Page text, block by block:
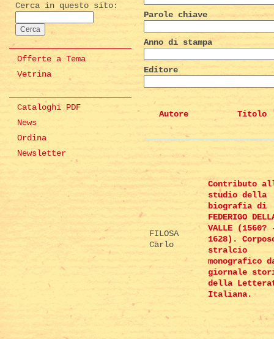
Cerca in questo sito:
Offerte a Tema
Vetrina
Cataloghi PDF
News
Ordina
Newsletter
Parole chiave
Anno di stampa
Editore
Autore Titolo
FILOSA
Carlo
Contributo
studio della
biografia di
FEDERIGO
VALLE (1560?
1628).
stralcio
monografico
giornale
della
Italiana.